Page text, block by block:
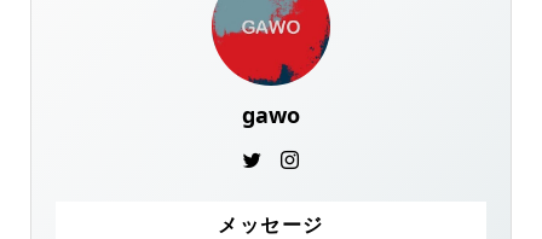
gawo
メッセージ